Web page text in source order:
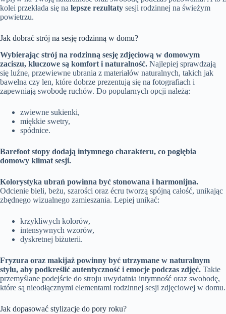
kolei przekłada się na lepsze rezultaty sesji rodzinnej na świeżym
powietrzu.
Jak dobrać strój na sesję rodzinną w domu?
Wybierając strój na rodzinną sesję zdjęciową w domowym
zaciszu, kluczowe są komfort i naturalność. Najlepiej sprawdzają
się luźne, przewiewne ubrania z materiałów naturalnych, takich jak
bawełna czy len, które dobrze prezentują się na fotografiach i
zapewniają swobodę ruchów. Do popularnych opcji należą:
zwiewne sukienki,
miękkie swetry,
spódnice.
Barefoot stopy dodają intymnego charakteru, co pogłębia
domowy klimat sesji.
Kolorystyka ubrań powinna być stonowana i harmonijna.
Odcienie bieli, beżu, szarości oraz écru tworzą spójną całość, unikając
zbędnego wizualnego zamieszania. Lepiej unikać:
krzykliwych kolorów,
intensywnych wzorów,
dyskretnej biżuterii.
Fryzura oraz makijaż powinny być utrzymane w naturalnym
stylu, aby podkreślić autentyczność i emocje podczas zdjęć. Takie
przemyślane podejście do stroju uwydatnia intymność oraz swobodę,
które są nieodłącznymi elementami rodzinnej sesji zdjęciowej w domu.
Jak dopasować stylizacje do pory roku?